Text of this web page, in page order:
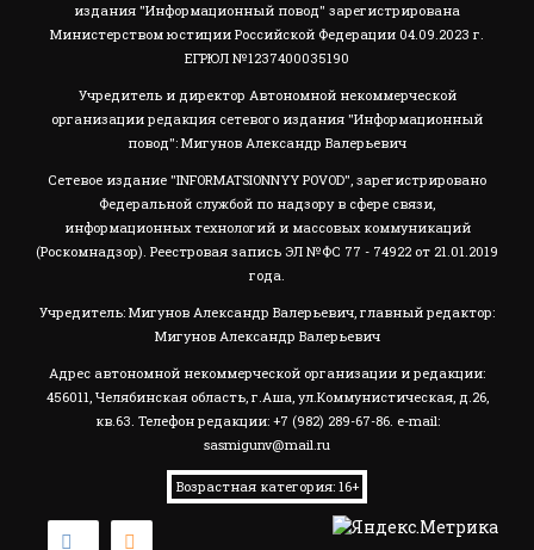
издания "Информационный повод" зарегистрирована
Министерством юстиции Российской Федерации 04.09.2023 г.
ЕГРЮЛ №1237400035190
Учредитель и директор Автономной некоммерческой
организации редакция сетевого издания "Информационный
повод": Мигунов Александр Валерьевич
Сетевое издание "INFORMATSIONNYY POVOD", зарегистрировано
Федеральной службой по надзору в сфере связи,
информационных технологий и массовых коммуникаций
(Роскомнадзор). Реестровая запись ЭЛ №ФС 77 - 74922 от 21.01.2019
года.
Учредитель: Мигунов Александр Валерьевич, главный редактор:
Мигунов Александр Валерьевич
Адрес автономной некоммерческой организации и редакции:
456011, Челябинская область, г.Аша, ул.Коммунистическая, д.26,
кв.63. Телефон редакции: +7 (982) 289-67-86. e-mail:
sasmigunv@mail.ru
Возрастная категория: 16+